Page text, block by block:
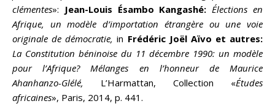
clémentes»: Jean-Louis Ésambo Kangashé: Élections en
Afrique, un modèle d’importation étrangère ou une voie
originale de démocratie, in Frédéric Joël Aïvo et autres:
La Constitution béninoise du 11 décembre 1990: un modèle
pour l’Afrique? Mélanges en l’honneur de Maurice
Ahanhanzo-Glélé, L’Harmattan, Collection «Études
africaines», Paris, 2014, p. 441.